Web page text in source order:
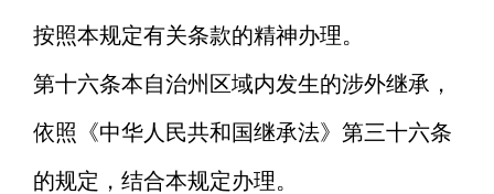
按照本规定有关条款的精神办理。
第十六条本自治州区域内发生的涉外继承，
依照《中华人民共和国继承法》第三十六条
的规定，结合本规定办理。